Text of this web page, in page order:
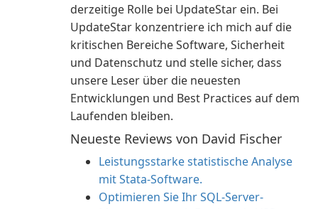
derzeitige Rolle bei UpdateStar ein. Bei
UpdateStar konzentriere ich mich auf die
kritischen Bereiche Software, Sicherheit
und Datenschutz und stelle sicher, dass
unsere Leser über die neuesten
Entwicklungen und Best Practices auf dem
Laufenden bleiben.
Neueste Reviews von David Fischer
Leistungsstarke statistische Analyse
mit Stata-Software.
Optimieren Sie Ihr SQL-Server-